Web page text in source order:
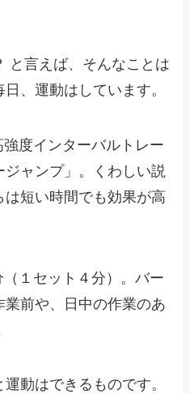
と言えば、そんなことは
、運動はしています。
度インターバルトレー
ャンプ」。くわしい説
短い時間でも効果が高
１セット４分）。バー
業前や、日中の作業のあ
動はできるものです。